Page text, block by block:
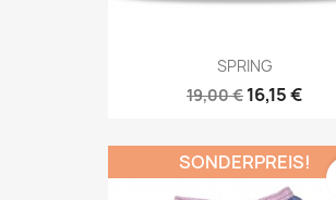
SPRING
19,00 € 16,15 €
SONDERPREIS!